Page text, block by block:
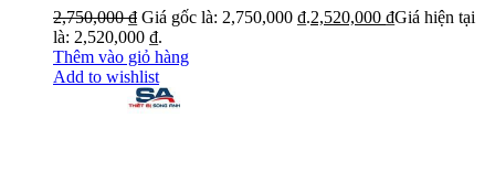
2,750,000₫ Giá gốc là: 2,750,000 ₫.2,520,000 ₫Giá hiện tại
là: 2,520,000 ₫.
Thêm vào giỏ hàng
Add to wishlist